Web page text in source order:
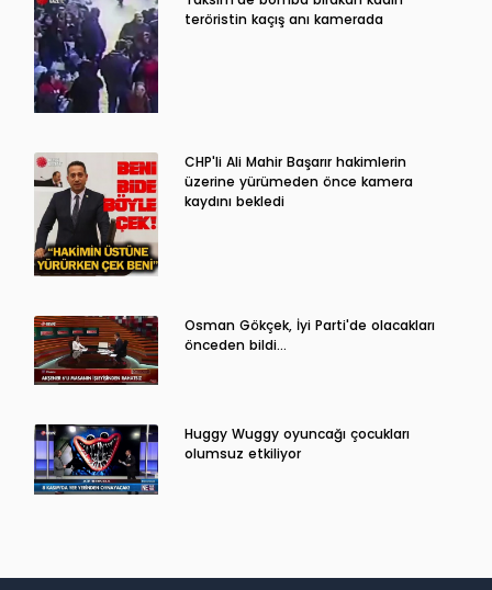
teröristin kaçış anı kamerada
CHP'li Ali Mahir Başarır hakimlerin
üzerine yürümeden önce kamera
kaydını bekledi
Osman Gökçek, İyi Parti'de olacakları
önceden bildi...
Huggy Wuggy oyuncağı çocukları
olumsuz etkiliyor